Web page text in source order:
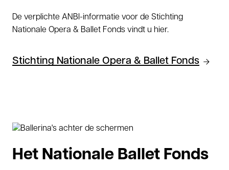
De verplichte ANBI-informatie voor de Stichting
Nationale Opera & Ballet Fonds vindt u hier.
Stichting Nationale Opera & Ballet Fonds
Het Nationale Ballet Fonds